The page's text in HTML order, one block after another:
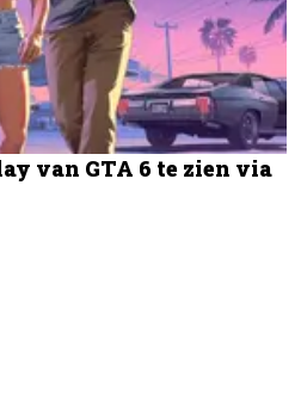
van GTA 6 te zien via